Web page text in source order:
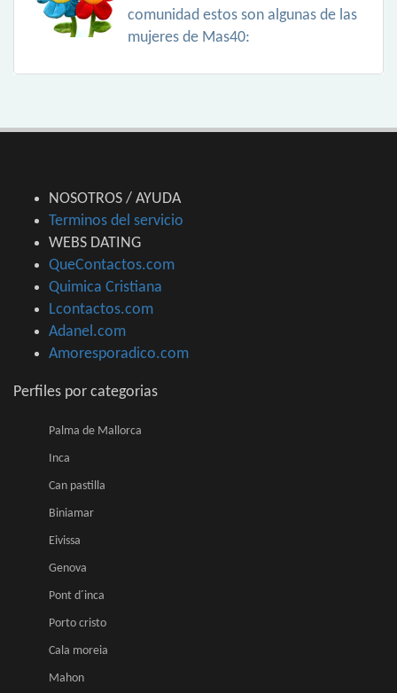
comunidad estos son algunas de las
mujeres de Mas40:
NOSOTROS / AYUDA
Terminos del servicio
WEBS DATING
QueContactos.com
Quimica Cristiana
Lcontactos.com
Adanel.com
Amoresporadico.com
Perfiles por categorias
Palma de Mallorca
Inca
Can pastilla
Biniamar
Eivissa
Genova
Pont d´inca
Porto cristo
Cala moreia
Mahon